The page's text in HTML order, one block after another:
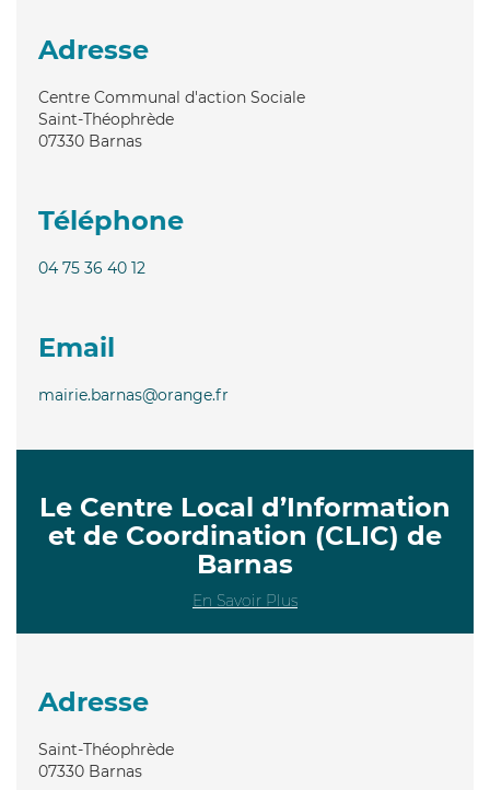
Adresse
Centre Communal d'action Sociale
Saint-Théophrède
07330 Barnas
Téléphone
04 75 36 40 12
Email
mairie.barnas@orange.fr
Le Centre Local d’Information
et de Coordination (CLIC) de
Barnas
En Savoir Plus
Adresse
Saint-Théophrède
07330 Barnas